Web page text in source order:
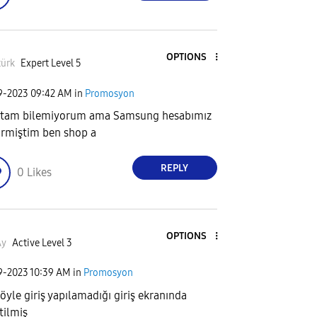
Expert Level 5
OPTIONS
2023 09:42 AM in Promosyon
bilemiyorum ama Samsung hesabımız
ben shop a
0 Likes REPLY
Active Level 3
OPTIONS
202310:39 AM in Promosyon
giriş yapılamadığı giriş ekranında